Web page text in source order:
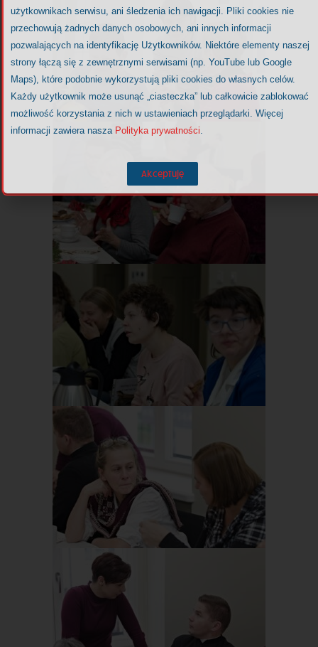
użytkownikach serwisu, ani śledzenia ich nawigacji. Pliki cookies nie
przechowują żadnych danych osobowych, ani innych informacji
pozwalających na identyfikację Użytkowników. Niektóre elementy naszej
strony łączą się z zewnętrznymi serwisami (np. YouTube lub Google
Maps), które podobnie wykorzystują pliki cookies do własnych celów.
Każdy użytkownik może usunąć „ciasteczka” lub całkowicie zablokować
możliwość korzystania z nich w ustawieniach przeglądarki. Więcej
informacji zawiera nasza Polityka prywatności
Akceptuję